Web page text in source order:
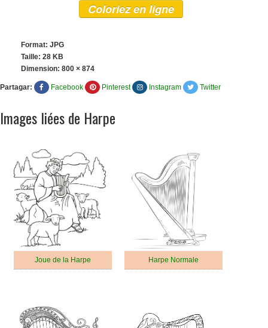
Coloriez en ligne
Format: JPG
Taille: 28 KB
Dimension: 800 × 874
Partagar: Facebook Pinterest Instagram Twitter
Images liées de Harpe
Joue de la Harpe Harpe Normale